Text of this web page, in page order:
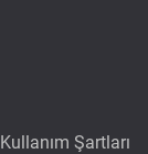
Kullanım Şartları